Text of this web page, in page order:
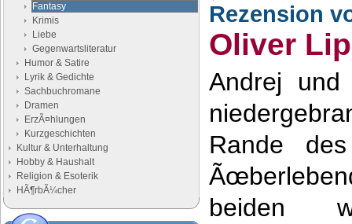
Fantasy
Krimis
Liebe
Gegenwartsliteratur
Humor & Satire
Lyrik & Gedichte
Sachbuchromane
Dramen
ErzÃ¤hlungen
Kurzgeschichten
Kultur & Unterhaltung
Hobby & Haushalt
Religion & Esoterik
HÃ¶rbÃ¼cher
Rezension
Oliver
Andrej
Rande
beiden